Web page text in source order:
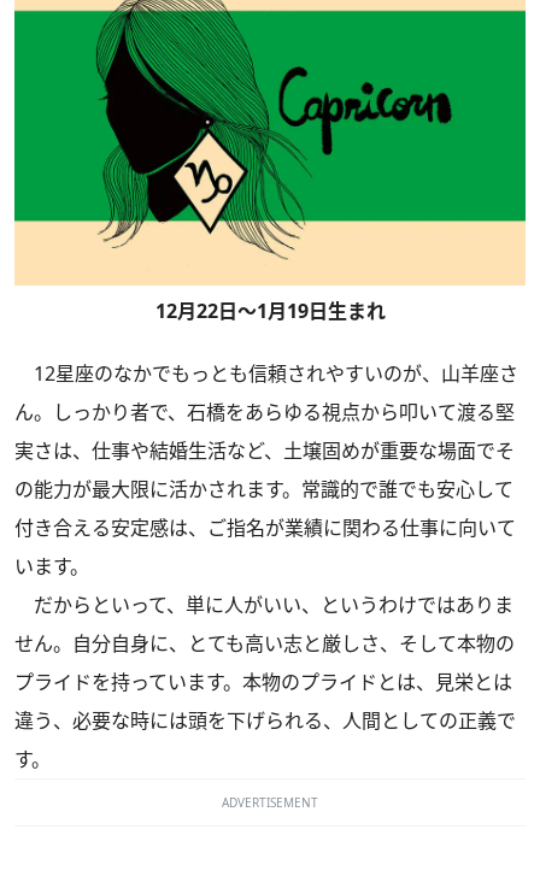
12月22日～1月19日生まれ
12星座のなかでもっとも信頼されやすいのが、山羊座さ
ん。しっかり者で、石橋をあらゆる視点から叩いて渡る堅
実さは、仕事や結婚生活など、土壌固めが重要な場面でそ
の能力が最大限に活かされます。常識的で誰でも安心して
付き合える安定感は、ご指名が業績に関わる仕事に向いて
います。
だからといって、単に人がいい、というわけではありま
せん。自分自身に、とても高い志と厳しさ、そして本物の
プライドを持っています。本物のプライドとは、見栄とは
違う、必要な時には頭を下げられる、人間としての正義で
す。
ADVERTISEMENT